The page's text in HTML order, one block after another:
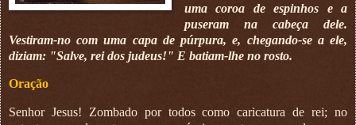
uma coroa de espinhos e a
puseram na cabeça dele.
Vestiram-no com uma capa de púrpura, e, chegando-se a ele,
diziam: "Salve, rei dos judeus!" E batiam-lhe no rosto.
Oração
Senhor Jesus! Zombado por todos como caricatura de rei; no